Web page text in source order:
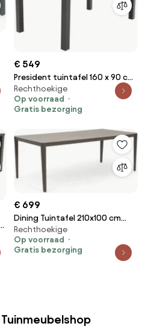
€ 549
President tuintafel 160 x 90 cm.
- Antraciet
Rechthoekige
Op voorraad
Gratis bezorging
€ 699
Dining Tuintafel 210x100 cm
Taupe Livo
Rechthoekige
Op voorraad
Gratis bezorging